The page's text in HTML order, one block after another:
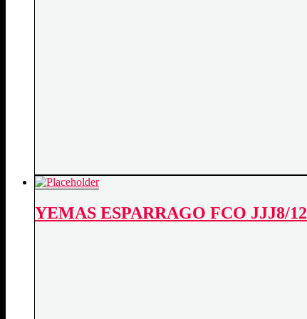
YEMAS ESPARRAGO FCO JJJ8/12